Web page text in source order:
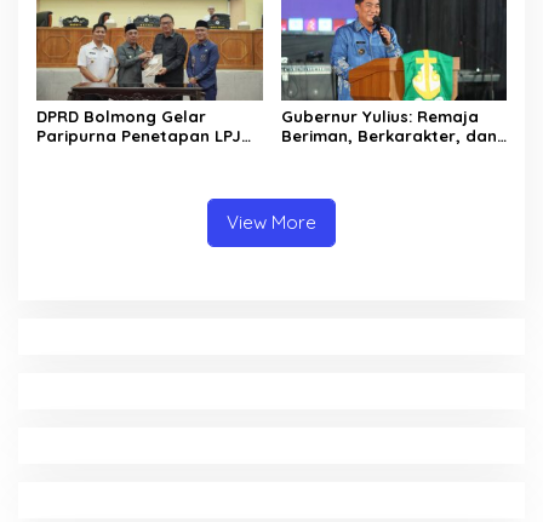
DPRD Bolmong Gelar
Paripurna Penetapan LPJ
Gubernur Yulius: Remaja
Beriman, Berkarakter, dan
View More